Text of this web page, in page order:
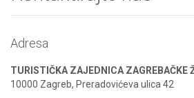
Adresa
TURISTIČKA ZAJEDNICA ZAGREBAČKE
10000 Zagreb, Preradovićeva ulica 42